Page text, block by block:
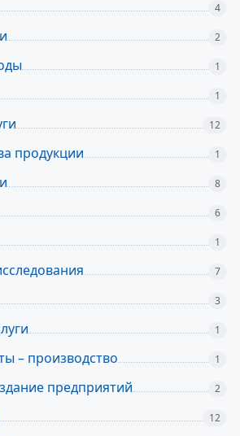
4
2
1
1
12
продукции 1
8
6
1
7
3
1
– производство 1
предприятий 2
12